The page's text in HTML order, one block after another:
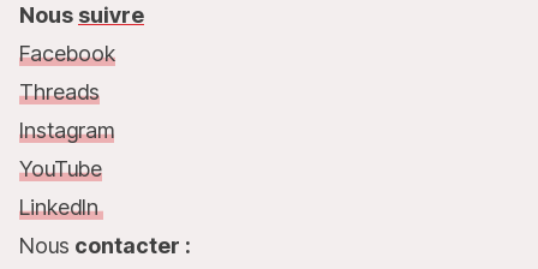
Nous suivre
Facebook
Threads
Instagram
YouTube
LinkedIn
Nous contacter :